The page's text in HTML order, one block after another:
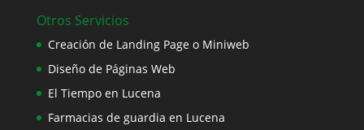
Otros Servicios
Creación de Landing Page o Miniweb
Diseño de Páginas Web
El Tiempo en Lucena
Farmacias de guardia en Lucena